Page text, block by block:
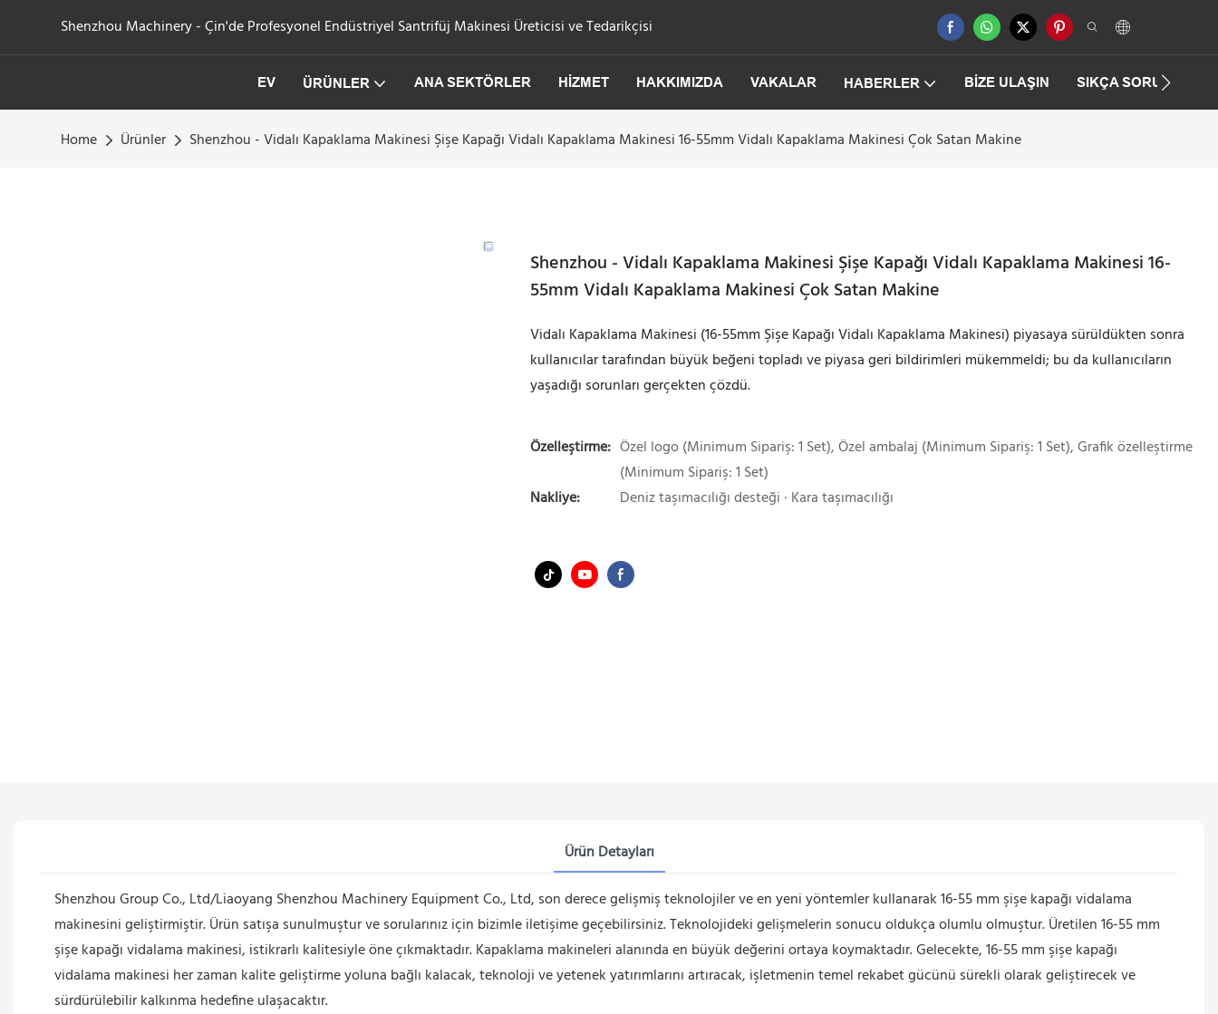
Shenzhou Machinery - Çin'de Profesyonel Endüstriyel Santrifüj Makinesi Üreticisi ve Tedarikçisi
EV ÜRÜNLER ANA SEKTÖRLER HIZMET HAKKIMIZDA VAKALAR HABERLER BIZE ULAŞIN SIKÇA SORULAN
Home Ürünler Shenzhou - Vidalı Kapaklama Makinesi Şişe Kapağı Vidalı Kapaklama Makinesi 16-55mm Vidalı Kapaklama Makinesi Çok Satan Makine
Shenzhou - Vidalı Kapaklama Makinesi Şişe Kapağı Vidalı Kapaklama Makinesi 16-
55mm Vidalı Kapaklama Makinesi Çok Satan Makine
Vidalı Kapaklama Makinesi (16-55mm Şişe Kapağı Vidalı Kapaklama Makinesi) piyasaya sürüldükten sonra
kullanıcılar tarafından büyük beğeni topladı ve piyasa geri bildirimleri mükemmeldi; bu da kullanıcıların
yaşadığı sorunları gerçekten çözdü.
Özelleştirme: Özel logo (Minimum Sipariş: 1 Set), Özel ambalaj (Minimum Sipariş: 1 Set), Grafik özelleştirme
(Minimum Sipariş: 1 Set)
Nakliye:
Deniz taşımacılığı desteği · Kara taşımacılığı
Ürün Detayları
Shenzhou Group Co., Ltd/Liaoyang Shenzhou Machinery Equipment Co., Ltd, son derece gelişmiş teknolojiler ve en yeni yöntemler kullanarak 16-55 mm şişe kapağı vidalama
makinesini geliştirmiştir. Ürün satışa sunulmuştur ve sorularınız için bizimle iletişime geçebilirsiniz. Teknolojideki gelişmelerin sonucu oldukça olumlu olmuştur. Üretilen 16-55 mm
şişe kapağı vidalama makinesi, istikrarlı kalitesiyle öne çıkmaktadır. Kapaklama makineleri alanında en büyük değerini ortaya koymaktadır. Gelecekte, 16-55 mm şişe kapağı
vidalama makinesi her zaman kalite geliştirme yoluna bağlı kalacak, teknoloji ve yetenek yatırımlarını artıracak, işletmenin temel rekabet gücünü sürekli olarak geliştirecek ve
sürdürülebilir kalkınma hedefine ulaşacaktır.